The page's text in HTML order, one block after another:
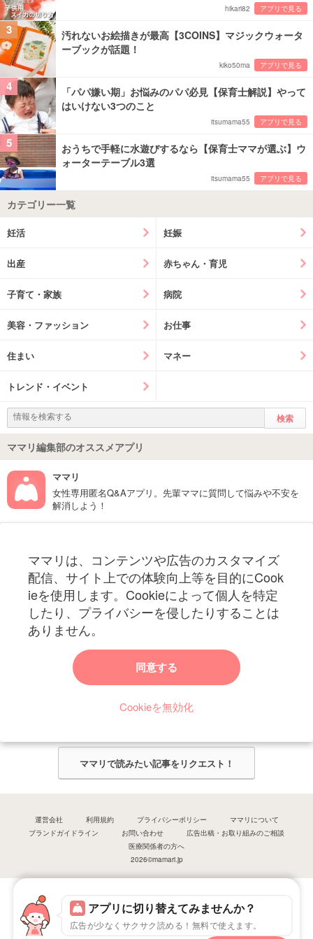
アプリに切り替えてみませんか？
広告が少なくサクサク読める！無料で使えます。
hikari82 アプリで見る
3
汚れないお絵描きが最高【3COINS】マジックウォータ
ーブックが話題！
kiko50ma アプリで見る
4
「パパ嫌い期」お悩みのパパ必見【保育士解説】やって
はいけない3つのこと
itsumama55 アプリで見る
5
おうちで手軽に水遊びするなら【保育士ママが選ぶ】ウ
ォーターテーブル3選
itsumama55 アプリで見る
カテゴリー一覧
妊活 妊娠
出産 赤ちゃん・育児
子育て・家族 病院
美容・ファッション お仕事
住まい マネー
トレンド・イベント
ママリ編集部のオススメアプリ
ママリ
女性専用匿名Q&Aアプリ。先輩ママに質問して悩みや不安を
解消しよう！
ママリは、コンテンツや広告のカスタマイズ
配信、サイト上での体験向上等を目的にCook
ieを使用します。Cookieによって個人を特定
したり、プライバシーを侵したりすることは
ありません。
同意する
Cookieを無効化
妊娠〜子育て中のお役立ち情報を配信中
ママリからのお知らせ
今ママリで読みたい記事は何ですか？
ママリ編集部がみなさんのご意見をもとに記事を作成させていただきま
ママリで読みたい記事をリクエスト！
運営会社 利用規約 プライバシーポリシー
ママリについて
ブランドガイドライン
お問い合わせ
広告出稿・お取り組みのご相談
医療関係者の方へ
2026©mamari.jp